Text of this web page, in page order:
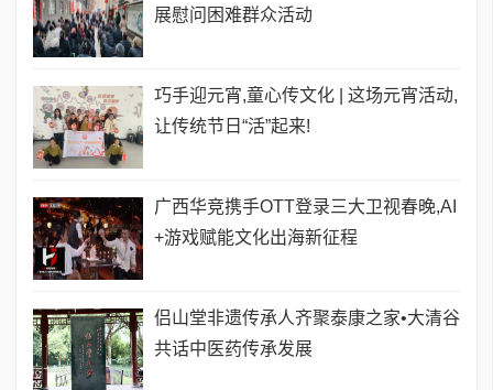
展慰问困难群众活动
巧手迎元宵,童心传文化 | 这场元宵活动,
让传统节日“活”起来!
广西华竞携手OTT登录三大卫视春晚,AI
+游戏赋能文化出海新征程
侣山堂非遗传承人齐聚泰康之家•大清谷
共话中医药传承发展